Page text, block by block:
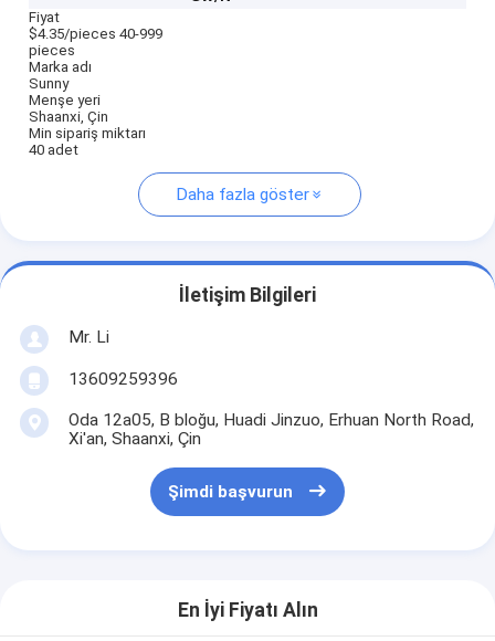
Fiyat
$4.35/pieces 40-999
pieces
Marka adı
Sunny
Menşe yeri
Shaanxi, Çin
Min sipariş miktarı
40 adet
Daha fazla göster
İletişim Bilgileri
Mr. Li
13609259396
Oda 12a05, B bloğu, Huadi Jinzuo, Erhuan North Road,
Xi'an, Shaanxi, Çin
Şimdi başvurun
En İyi Fiyatı Alın